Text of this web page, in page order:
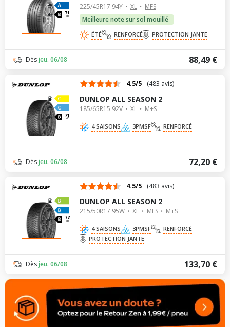
71
dB
225/45R17 94Y XL
MFS
Meilleure note sur sol mouillé
ÉTÉ RENFORCÉ PROTECTION JANTE
88,49 €
Dèsjeu. 06/08
71
dB
4.5/5 (483 avis)
DUNLOP ALL SEASON 2
185/65R15 92V XL M+S
4 SAISONS 3PMSF RENFORCÉ
72,20 €
Dèsjeu. 06/08
72
dB
4.5/5 (483 avis)
DUNLOP ALL SEASON 2
215/50R17 95W XL MFS M+S
4 SAISONS 3PMSF
RENFORCÉ
PROTECTION JANTE
133,70 €
Dèsjeu. 06/08